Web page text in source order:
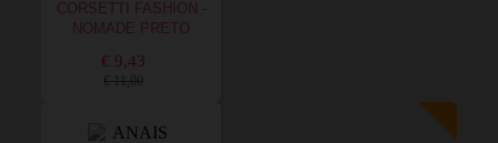
CORSETTI FASHION -
NOMADE PRETO
€ 9,43
€ 11,00